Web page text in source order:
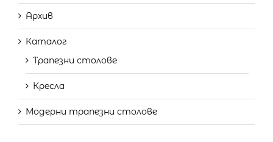
Архив
Каталог
Трапезни столове
Кресла
Модерни трапезни столове